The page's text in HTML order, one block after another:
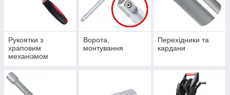
Рукоятки з
храповим
механізмом
Ворота,
монтування
Перехідники та
кардани